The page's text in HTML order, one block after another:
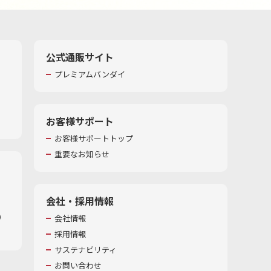
公式通販サイト
プレミアムバンダイ
お客様サポート
お客様サポートトップ
重要なお知らせ
会社・採用情報
会社情報
採用情報
サステナビリティ
お問い合わせ